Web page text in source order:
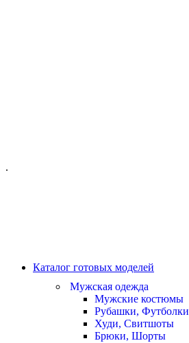
.
Каталог готовых моделей
Мужская одежда
Мужские костюмы
Рубашки, Футболки
Худи, Свитшоты
Брюки, Шорты